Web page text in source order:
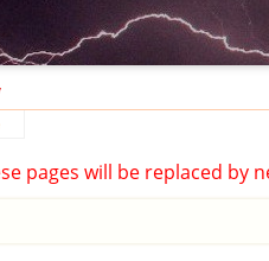
pages will be replaced by